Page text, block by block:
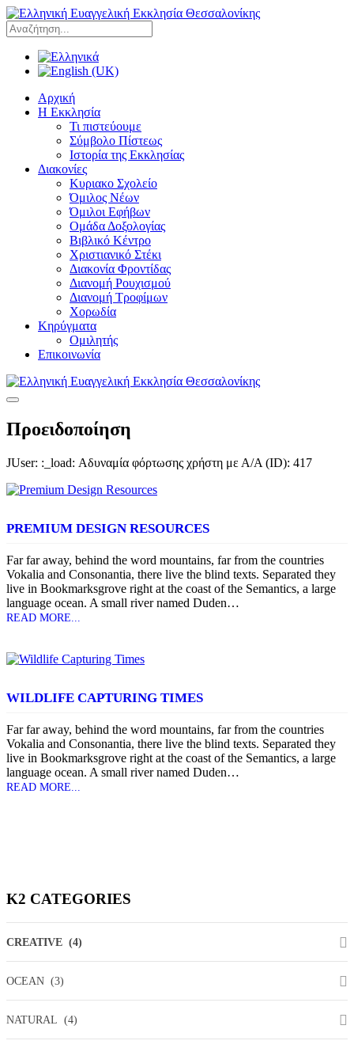
Αρχική
Η Εκκλησία
Τι πιστεύουμε
Σύμβολο Πίστεως
Ιστορία της Εκκλησίας
Διακονίες
Κυριακο Σχολείο
Όμιλος Νέων
Όμιλοι Εφήβων
Ομάδα Δοξολογίας
Βιβλικό Κέντρο
Χριστιανικό Στέκι
Διακονία Φροντίδας
Διανομή Ρουχισμού
Διανομή Τροφίμων
Χορωδία
Κηρύγματα
Ομιλητής
Επικοινωνία
Προειδοποίηση
JUser: :_load: Αδυναμία φόρτωσης χρήστη με Α/Α (ID): 417
PREMIUM DESIGN RESOURCES
Far far away, behind the word mountains, far from the countries
Vokalia and Consonantia, there live the blind texts. Separated they
live in Bookmarksgrove right at the coast of the Semantics, a large
language ocean. A small river named Duden…
READ MORE...
WILDLIFE CAPTURING TIMES
Far far away, behind the word mountains, far from the countries
Vokalia and Consonantia, there live the blind texts. Separated they
live in Bookmarksgrove right at the coast of the Semantics, a large
language ocean. A small river named Duden…
READ MORE...
K2 CATEGORIES
CREATIVE (4)
OCEAN (3)
NATURAL (4)